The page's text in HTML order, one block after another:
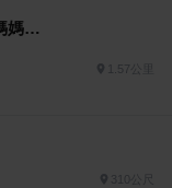
MAS India Restaurant 印度媽媽料理
1.57公里